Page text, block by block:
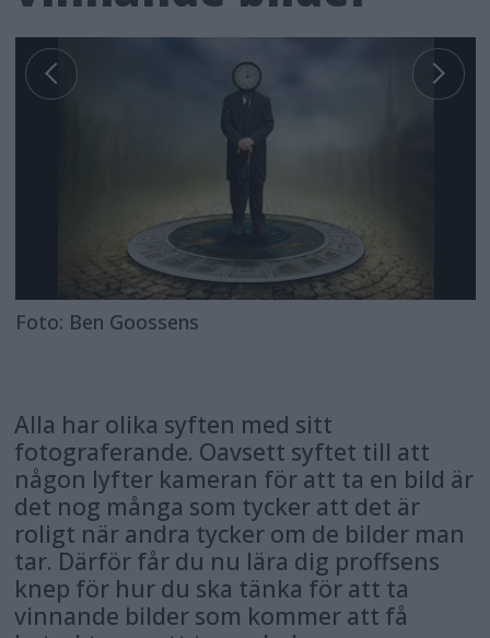
Foto: Ben Goossens
Alla har olika syften med sitt
fotograferande. Oavsett syftet till att
någon lyfter kameran för att ta en bild är
det nog många som tycker att det är
roligt när andra tycker om de bilder man
tar. Därför får du nu lära dig proffsens
knep för hur du ska tänka för att ta
vinnande bilder som kommer att få